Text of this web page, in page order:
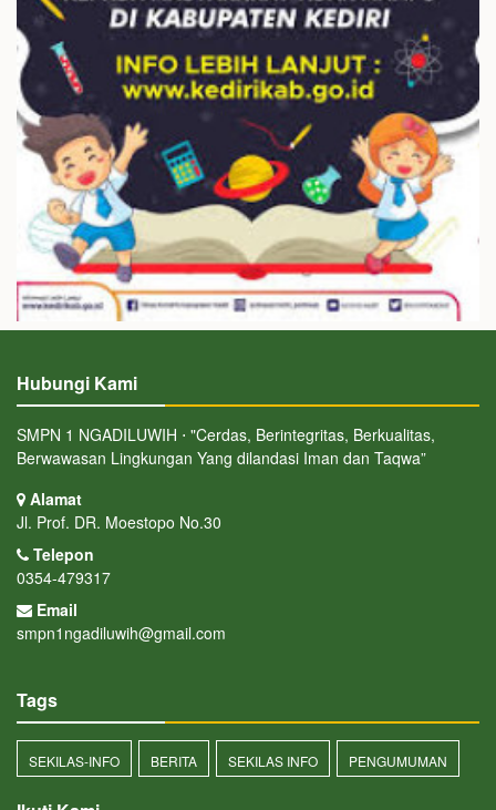
Hubungi Kami
SMPN 1 NGADILUWIH ⋅ "Cerdas, Berintegritas, Berkualitas,
Berwawasan Lingkungan Yang dilandasi Iman dan Taqwa”
Alamat
Jl. Prof. DR. Moestopo No.30
Telepon
0354-479317
Email
smpn1ngadiluwih@gmail.com
Tags
SEKILAS-INFO BERITA SEKILAS INFO PENGUMUMAN